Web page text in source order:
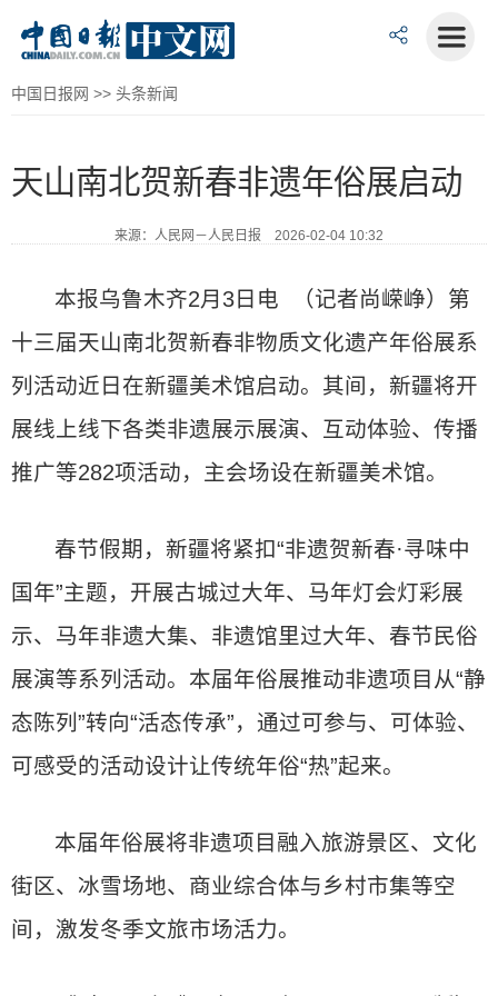
中国日报网 >> 头条新闻
天山南北贺新春非遗年俗展启动
来源：人民网－人民日报 2026-02-04 10:32
本报乌鲁木齐2月3日电 （记者尚嵘峥）第
十三届天山南北贺新春非物质文化遗产年俗展系
列活动近日在新疆美术馆启动。其间，新疆将开
展线上线下各类非遗展示展演、互动体验、传播
推广等282项活动，主会场设在新疆美术馆。
春节假期，新疆将紧扣“非遗贺新春·寻味中
国年”主题，开展古城过大年、马年灯会灯彩展
示、马年非遗大集、非遗馆里过大年、春节民俗
展演等系列活动。本届年俗展推动非遗项目从“静
态陈列”转向“活态传承”，通过可参与、可体验、
可感受的活动设计让传统年俗“热”起来。
本届年俗展将非遗项目融入旅游景区、文化
街区、冰雪场地、商业综合体与乡村市集等空
间，激发冬季文旅市场活力。